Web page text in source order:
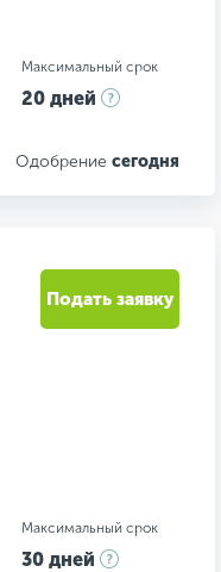
Максимальный срок
20 дней
Одобрение сегодня
Максимальный срок
30 дней
Подать заявку